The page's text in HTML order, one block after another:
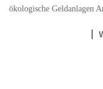
ökologische Geldanlagen